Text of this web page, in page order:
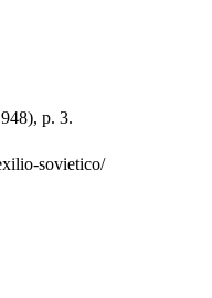
p. 3.
sovietico/